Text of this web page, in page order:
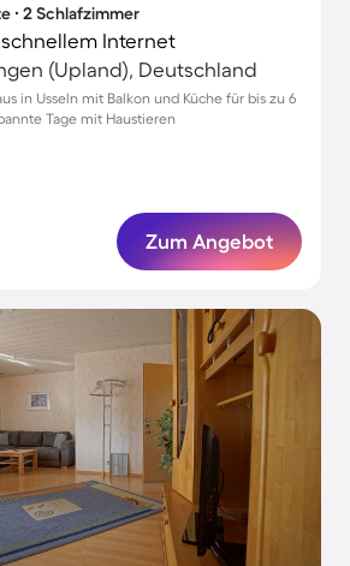
∙ 2 Schlafzimmer
Internet
(Upland), Deutschland
in Usseln mit Balkon und Küche für bis zu 6
Tage mit Haustieren
Zum Angebot